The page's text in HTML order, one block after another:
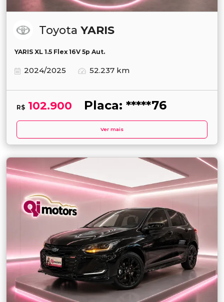
Toyota YARIS
YARIS XL 1.5 Flex 16V 5p Aut.
2024/2025 52.237 km
R$ 102.900 Placa: *****76
Ver mais